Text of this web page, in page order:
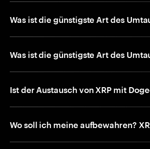
Was ist die günstigste Art des
Was ist die günstigste Art des
Ist der Austausch von XRP mit
Wo soll ich meine aufbewahren?